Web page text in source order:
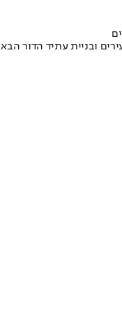
ובניית עתיד הדור הבא